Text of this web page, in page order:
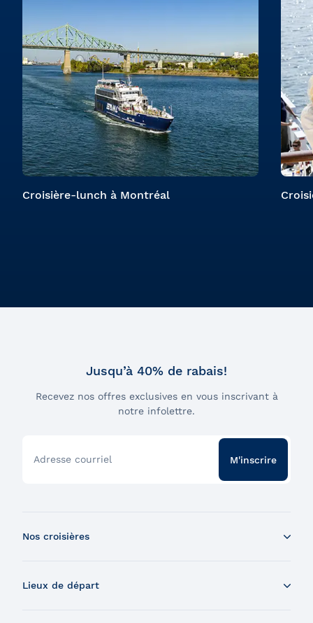
Croisière-lunch à Montréal
Jusqu’à 40% de rabais!
Recevez nos offres exclusives en vous inscrivant à
notre infolettre.
Adresse courriel M'inscrire
Nos croisières
Croisière aux baleines en Zodiac
Lieux de départ